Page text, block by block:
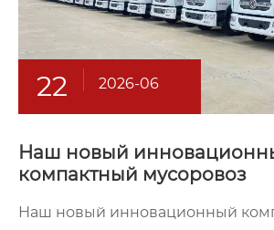
22 2026-06
Наш новый
компактный мусоровоз
Наш новый инновационный